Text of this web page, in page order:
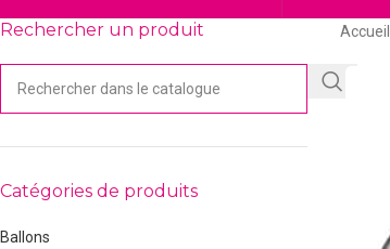
Rechercher un produit
Catégories de produits
Ballons
Accueil